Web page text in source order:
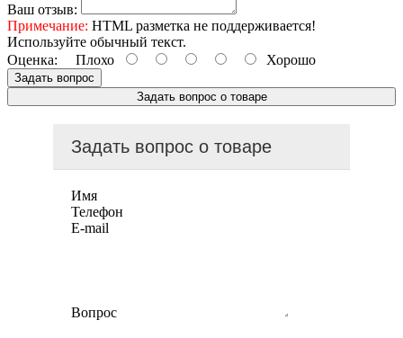
Ваш отзыв:
Примечание: HTML разметка не поддерживается!
Используйте обычный текст.
Оценка: Плохо Хорошо
Задать вопрос
Задать вопрос о товаре
Задать вопрос о товаре
Имя
Телефон
E-mail
Вопрос